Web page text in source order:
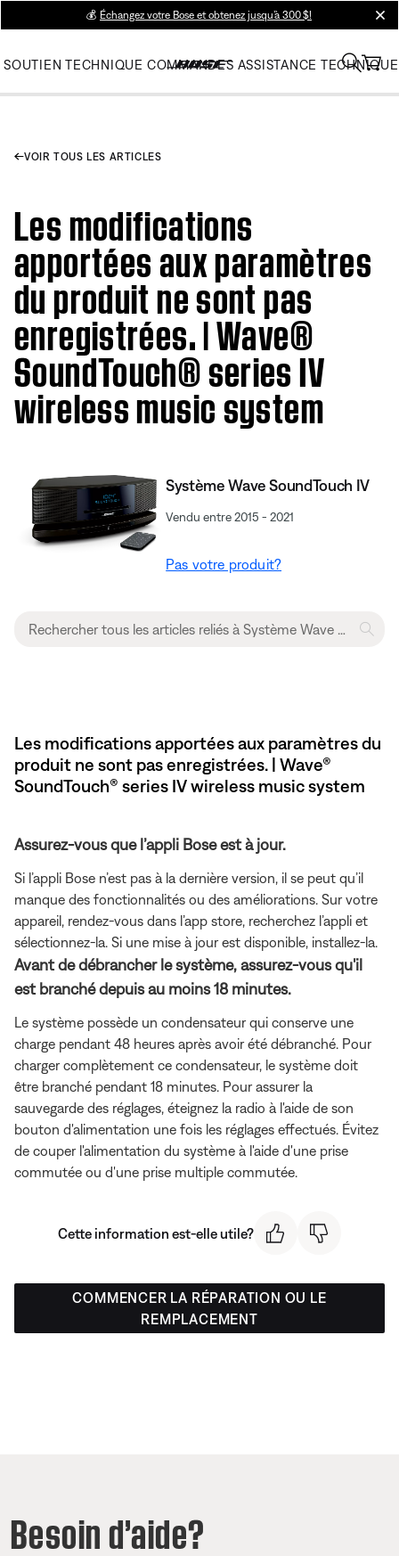
💰 Échangez votre Bose et obtenez jusqu’à 300 $!
SOUTIEN TECHNIQUE COMMANDES ASSISTANCE TECHNIQUE
VOIR TOUS LES ARTICLES
Les modifications
apportées aux paramètres
du produit ne sont pas
enregistrées. | Wave®
SoundTouch® series IV
wireless music system
Système Wave SoundTouch IV
Vendu entre 2015 - 2021
Pas votre produit?
Les modifications apportées aux paramètres du
produit ne sont pas enregistrées. | Wave®
SoundTouch® series IV wireless music system
Assurez-vous que l’appli Bose est à jour.
Si l’appli Bose n’est pas à la dernière version, il se peut qu’il
manque des fonctionnalités ou des améliorations. Sur votre
appareil, rendez-vous dans l’app store, recherchez l’appli et
sélectionnez-la. Si une mise à jour est disponible, installez-la.
Avant de débrancher le système, assurez-vous qu'il
est branché depuis au moins 18 minutes.
Le système possède un condensateur qui conserve une
charge pendant 48 heures après avoir été débranché. Pour
charger complètement ce condensateur, le système doit
être branché pendant 18 minutes. Pour assurer la
sauvegarde des réglages, éteignez la radio à l'aide de son
bouton d'alimentation une fois les réglages effectués. Évitez
de couper l'alimentation du système à l'aide d'une prise
commutée ou d'une prise multiple commutée.
Cette information est-elle utile?
COMMENCER LA RÉPARATION OU LE
REMPLACEMENT
Besoin d’aide?